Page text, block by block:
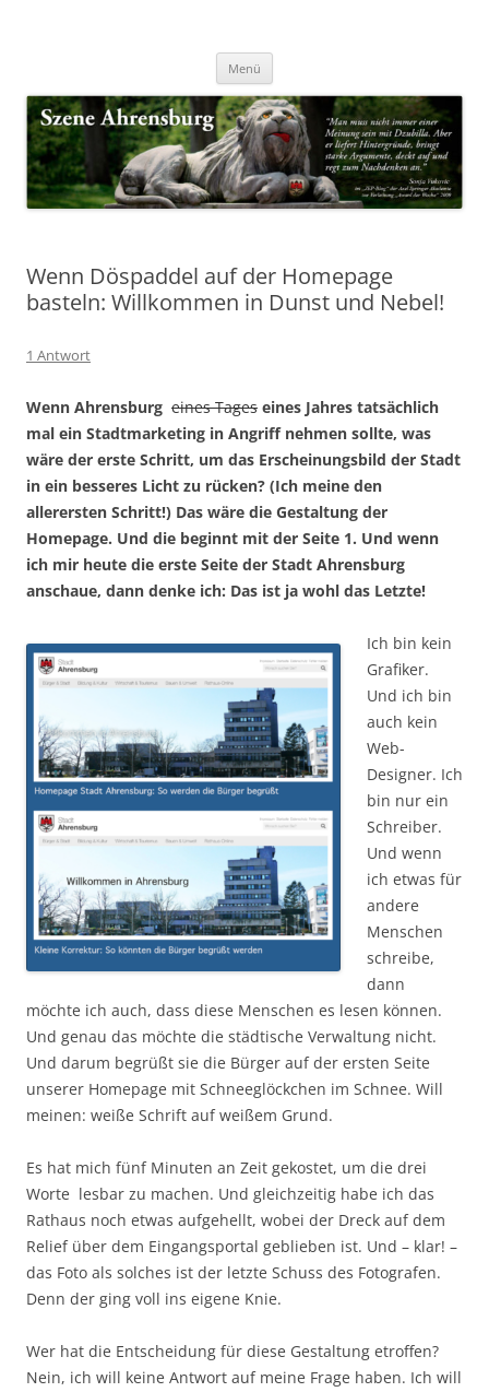
Szene Ahrensburg
Menü
Wenn Döspaddel auf der Homepage
basteln: Willkommen in Dunst und Nebel!
1 Antwort
Wenn Ahrensburg eines Tages eines Jahres tatsächlich
mal ein Stadtmarketing in Angriff nehmen sollte, was
wäre der erste Schritt, um das Erscheinungsbild der Stadt
in ein besseres Licht zu rücken? (Ich meine den
allerersten Schritt!) Das wäre die Gestaltung der
Homepage. Und die beginnt mit der Seite 1. Und wenn
ich mir heute die erste Seite der Stadt Ahrensburg
anschaue, dann denke ich: Das ist ja wohl das Letzte!
Ich bin kein
Grafiker.
Und ich bin
auch kein
Web-
Designer. Ich
bin nur ein
Schreiber.
Und wenn
ich etwas für
andere
Menschen
schreibe,
dann
möchte ich auch, dass diese Menschen es lesen können.
Und genau das möchte die städtische Verwaltung nicht.
Und darum begrüßt sie die Bürger auf der ersten Seite
unserer Homepage mit Schneeglöckchen im Schnee. Will
meinen: weiße Schrift auf weißem Grund.
Es hat mich fünf Minuten an Zeit gekostet, um die drei
Worte lesbar zu machen. Und gleichzeitig habe ich das
Rathaus noch etwas aufgehellt, wobei der Dreck auf dem
Relief über dem Eingangsportal geblieben ist. Und – klar! –
das Foto als solches ist der letzte Schuss des Fotografen.
Denn der ging voll ins eigene Knie.
Wer hat die Entscheidung für diese Gestaltung etroffen?
Nein, ich will keine Antwort auf meine Frage haben. Ich will